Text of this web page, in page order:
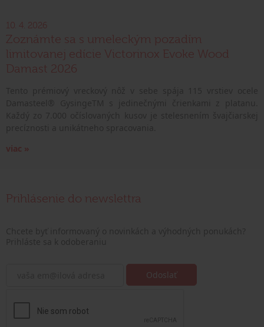
10. 4. 2026
Zoznámte sa s umeleckým pozadím
limitovanej edície Victorinox Evoke Wood
Damast 2026
viac »
Prihlásenie do newslettra